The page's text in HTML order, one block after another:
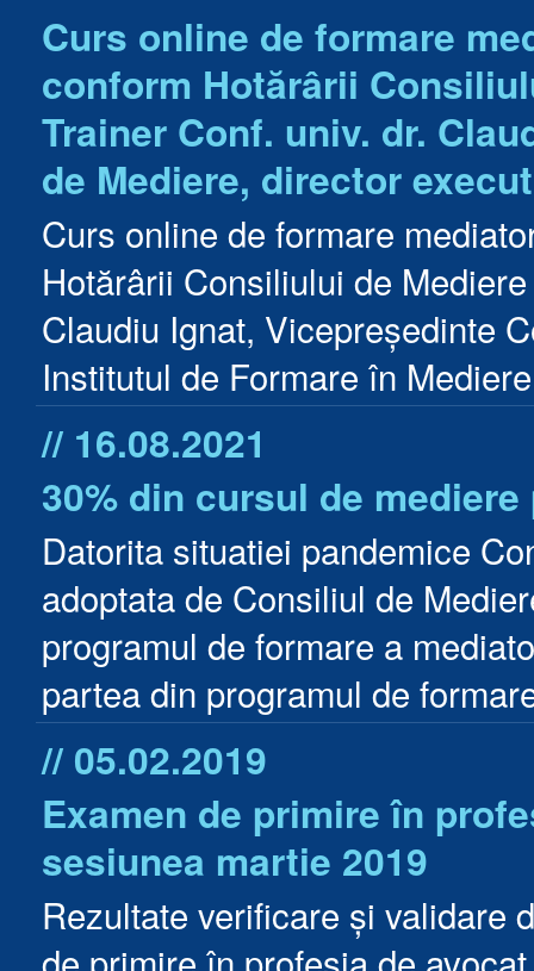
Curs online de formare
conform Hotărârii
Trainer Conf. univ. dr.
de Mediere, director
Curs online de formare
Hotărârii Consiliului de
Claudiu Ignat, Vicepreședinte
Institutul de Formare în
// 16.08.2021
30% din cursul de
Datorita situatiei pandemice
adoptata de Consiliul de
programul de formare a
partea din programul de
// 05.02.2019
Examen de primire în
sesiunea martie 2019
Rezultate verificare și validare